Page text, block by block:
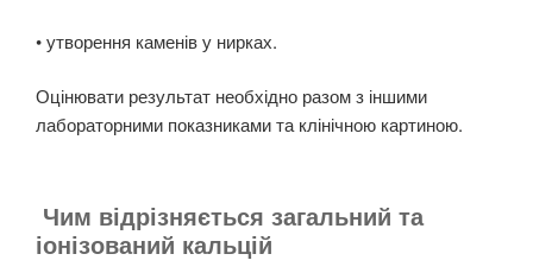
• утворення каменів у нирках.
Оцінювати результат необхідно разом з іншими
лабораторними показниками та клінічною картиною.
Чим відрізняється загальний та
іонізований кальцій